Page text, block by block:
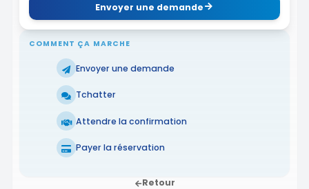
Envoyer une demande
COMMENT ÇA MARCHE
Envoyer une demande
Tchatter
Attendre la confirmation
Payer la réservation
Retour